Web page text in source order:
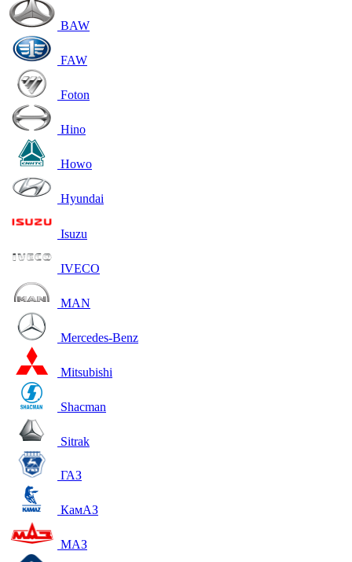
BAW
FAW
Foton
Hino
Howo
Hyundai
Isuzu
IVECO
MAN
Mercedes-Benz
Mitsubishi
Shacman
Sitrak
ГАЗ
КамАЗ
МАЗ